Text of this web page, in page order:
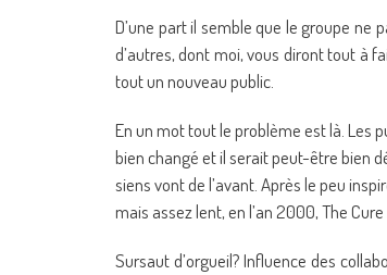
D’une part il semble que le groupe ne
d’autres, dont moi, vous diront tout à
tout un nouveau public.
En un mot tout le problème est là. Les
bien changé et il serait peut-être bien
siens vont de l’avant. Après le peu
mais assez lent, en l’an 2000, The
Sursaut d’orgueil? Influence des